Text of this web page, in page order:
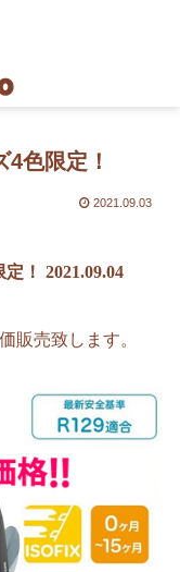
色限定！
2021.09.03
！ 2021.09.04
販売致します。